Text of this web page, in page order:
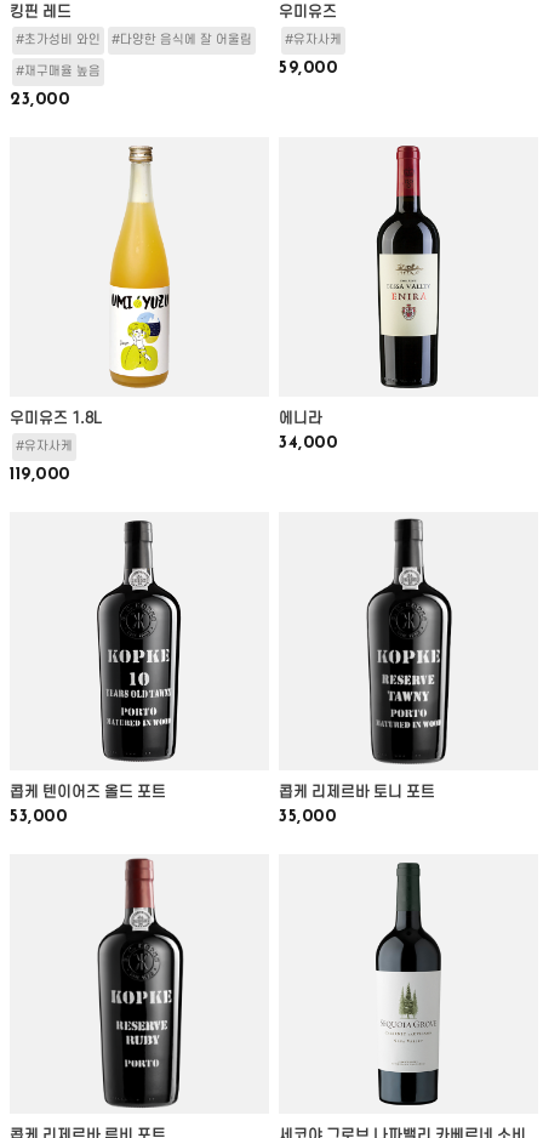
킹핀 레드
#초가성비 와인 #다양한 음식에 잘 어울림
#재구매율 높음
23,000
우미유즈
#유자사케
59,000
우미유즈 1.8L
#유자사케
119,000
에니라
34,000
콥케 텐이어즈 올드 포트
53,000
콥케 리제르바 토니 포트
35,000